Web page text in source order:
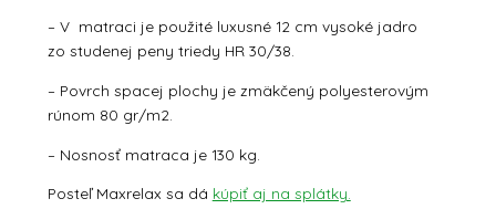
– V matraci je použité luxusné 12 cm vysoké jadro
zo studenej peny triedy HR 30/38.
– Povrch spacej plochy je zmäkčený polyesterovým
rúnom 80 gr/m2.
– Nosnosť matraca je 130 kg.
Posteľ Maxrelax sa dá kúpiť aj na splátky.